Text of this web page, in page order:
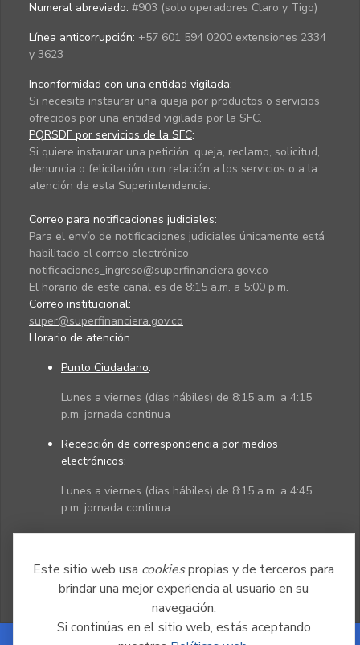
Este sitio web usa cookiespropias y de terceros para
brindar una mejor experiencia al usuario en su
navegación.
Si continúas en el sitio web, estás aceptando
Numeral abreviado: #903 (solo operadores Claro y Tigo)
Línea anticorrupción: +57 601 594 0200 extensiones 2334
y 3623
Inconformidad con una entidad vigilada:
Si necesita instaurar una queja por productos o servicios
ofrecidos por una entidad vigilada por la SFC.
PQRSDF por servicios de la SFC:
Si quiere instaurar una petición, queja, reclamo, solicitud,
denuncia o felicitación con relación a los servicios o a la
atención de esta Superintendencia.
Correo para notificaciones judiciales:
Para el envío de notificaciones judiciales únicamente está
habilitado el correo electrónico
notificaciones_ingreso@superfinanciera.gov.co
El horario de este canal es de 8:15 a.m. a 5:00 p.m.
Correo institucional:
super@superfinanciera.gov.co
Horario de atención
Punto Ciudadano:
Lunes a viernes (días hábiles) de 8:15 a.m. a 4:15
p.m. jornada continua
Recepción de correspondencia por medios
electrónicos:
Lunes a viernes (días hábiles) de 8:15 a.m. a 4:45
p.m. jornada continua